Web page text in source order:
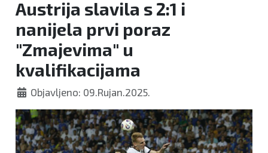
Austrija slavila s 2:1 i
nanijela prvi poraz
"Zmajevima" u
kvalifikacijama
Objavljeno: 09.Rujan.2025.